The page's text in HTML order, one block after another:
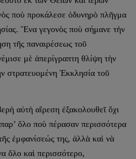
ποὺ προκάλεσε ὀδυνηρὸ πλῆγμα
Ἕνα γεγονὸς ποὺ σήμανε τὴν
τῆς παναιρέσεως τοῦ
μὲ ἀπερίγραπτη θλίψη τὴν
στρατευομένη Ἐκκλησία τοῦ
αὐτὴ αἵρεση ἐξακολουθεῖ ὄχι
ὅλο ποὺ πέρασαν περισσότερα
ἐμφανίσεώς της, ἀλλὰ καὶ νὰ
ὅλο καὶ περισσότερο,